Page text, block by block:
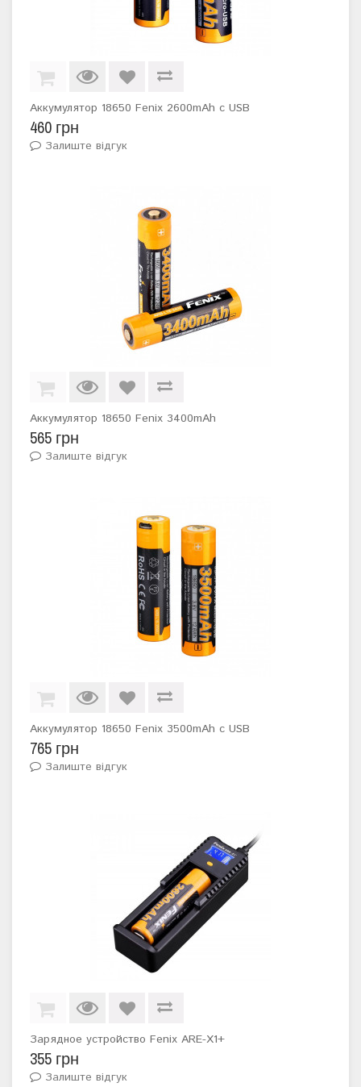
Аккумулятор 18650 Fenix 2600mAh с USB
460 грн
Залиште відгук
Аккумулятор 18650 Fenix 3400mAh
565 грн
Залиште відгук
Аккумулятор 18650 Fenix 3500mAh с USB
765 грн
Залиште відгук
Зарядное устройство Fenix ARE-X1+
355 грн
Залиште відгук